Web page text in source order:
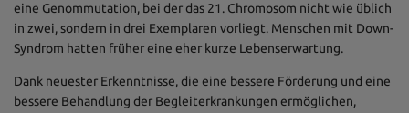
eine Genommutation, bei der das 21. Chromosom nicht wie üblich
in zwei, sondern in drei Exemplaren vorliegt. Menschen mit Down-
Syndrom hatten früher eine eher kurze Lebenserwartung.
Dank neuester Erkenntnisse, die eine bessere Förderung und eine
bessere Behandlung der Begleiterkrankungen ermöglichen,